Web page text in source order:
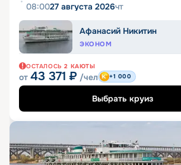
08:0027 августа 2026чт
Афанасий Никитин
ЭКОНОМ
ОСТАЛОСЬ 2 КАЮТЫ
от 43 371 ₽ /чел +1 000
Выбрать круиз